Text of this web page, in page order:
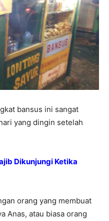
bansus ini sangat
yang dingin setelah
Dikunjungi Ketika
orang yang membuat
Anas, atau biasa orang